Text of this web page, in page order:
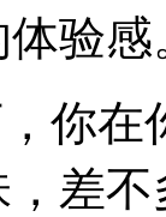
验感
你在
差